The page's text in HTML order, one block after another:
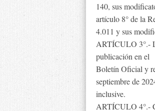
140, sus
artículo 8° de la
4.011 y sus
ARTÍCULO 3°.-
publicación en el
Boletín Oficial y
septiembre de
inclusive.
ARTÍCULO 4°.-